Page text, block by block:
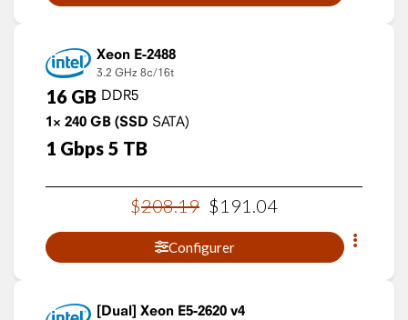
Xeon E-2488
3.2 GHz 8c/16t
16 GB DDR5
1× 240 GB (SSD SATA)
1 Gbps 5 TB
$208.19 $191 04
Configurer
Xeon E5-2620 v4